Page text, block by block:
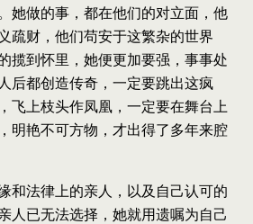
她做的事，都在他们的对立面，他
疏财，他们苟安于这繁杂的世界
揽到怀里，她便更加要强，事事处
后都创造传奇，一定要跳出这疯
飞上枝头作凤凰，一定要在舞台上
明艳不可方物，才出得了多年来腔
法律上的亲人，以及自己认可的
人已无法选择，她就用遗嘱为自己